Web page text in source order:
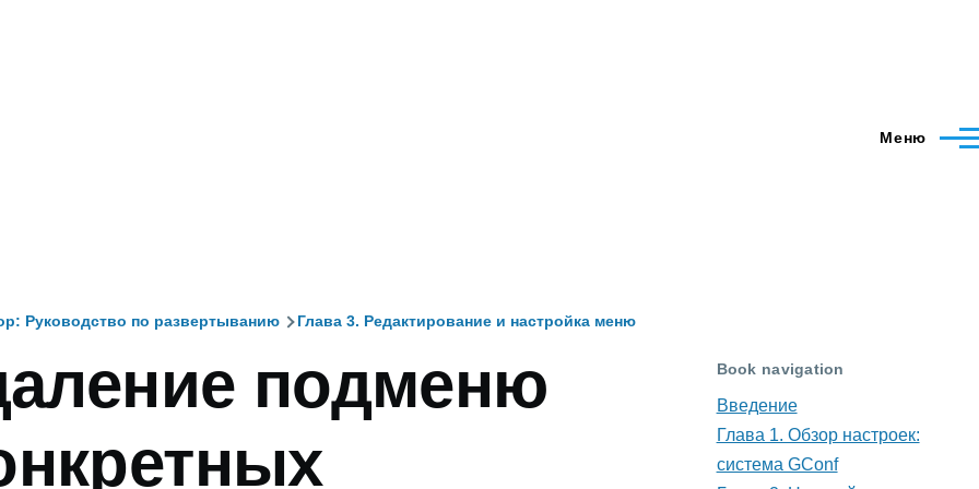
Меню
Руководство по развертыванию Глава 3. Редактирование и настройка меню
подменю
Book navigation
Введение
Глава 1. Обзор настроек:
система GConf